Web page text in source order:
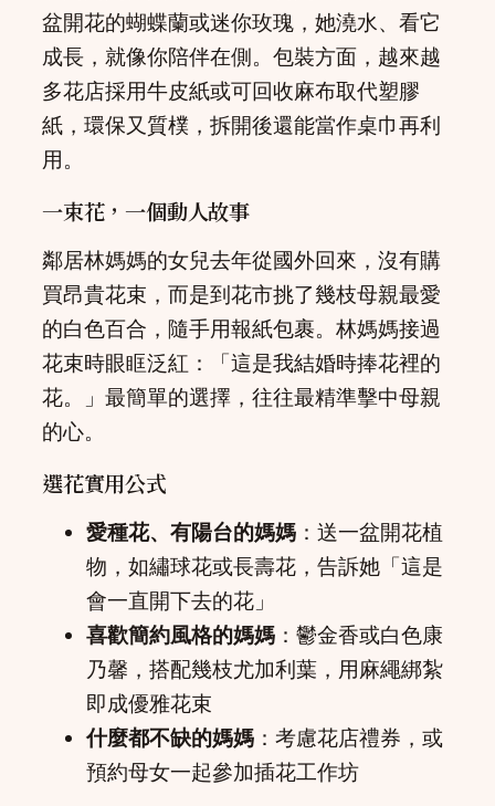
盆開花的蝴蝶蘭或迷你玫瑰，她澆水、看它
成長，就像你陪伴在側。包裝方面，越來越
多花店採用牛皮紙或可回收麻布取代塑膠
紙，環保又質樸，拆開後還能當作桌巾再利
用。
一束花，一個動人故事
鄰居林媽媽的女兒去年從國外回來，沒有購
買昂貴花束，而是到花市挑了幾枝母親最愛
的白色百合，隨手用報紙包裹。林媽媽接過
花束時眼眶泛紅：「這是我結婚時捧花裡的
花。」最簡單的選擇，往往最精準擊中母親
的心。
選花實用公式
愛種花、有陽台的媽媽 ：送一盆開花植
物，如繡球花或長壽花，告訴她「這是
會一直開下去的花」
喜歡簡約風格的媽媽 ：鬱金香或白色康
乃馨，搭配幾枝尤加利葉，用麻繩綁紮
即成優雅花束
什麼都不缺的媽媽 ：考慮花店禮券，或
預約母女一起參加插花工作坊